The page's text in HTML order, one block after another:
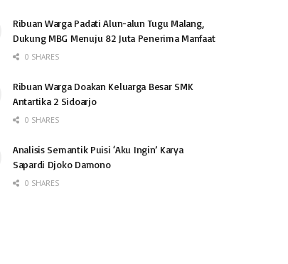
Ribuan Warga Padati Alun-alun Tugu Malang,
Dukung MBG Menuju 82 Juta Penerima Manfaat
0 SHARES
Ribuan Warga Doakan Keluarga Besar SMK
Antartika 2 Sidoarjo
0 SHARES
Analisis Semantik Puisi ‘Aku Ingin’ Karya
Sapardi Djoko Damono
0 SHARES